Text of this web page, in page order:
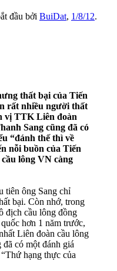
đầu bởi BuiDat, 1/8/12.
thất bại của Tiến
rất nhiều người thất
vị TTK Liên đoàn
Sang cũng đã có
“đánh thế thì về
nỗi buồn của Tiến
lông VN càng
tiên ông Sang chỉ
bại. Còn nhớ, trong
địch cầu lông đồng
hơn 1 năm trước,
Liên đoàn cầu lông
có một đánh giá
hạng thực của